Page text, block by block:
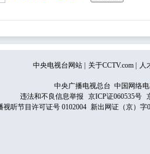
中央电视台网站 关于CCTV.com 人
中央广播电视总台 中国网络
违法和不良信息举报
京ICP证060535号
视听节目许可证号 0102004 新出网证（京）